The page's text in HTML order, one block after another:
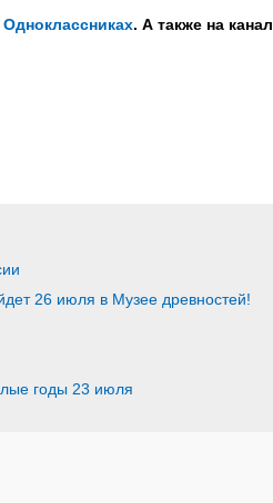
Одноклассниках. А также на канал
26 июля в Музее древностей!
годы 23 июля